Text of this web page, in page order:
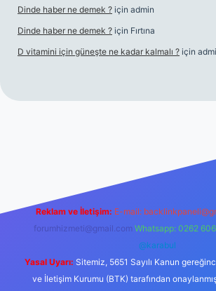
Dinde haber ne demek ? için admin
Dinde haber ne demek ? için Fırtına
D vitamini için güneşte ne kadar kalmalı ? için
Reklam ve İletişim: E-mail:
forumhizmeti@gmail.com Whatsapp: 0262
@karabul
Yasal Uyarı: Sitemiz, 5651 Sayılı Kanun
ve İletişim Kurumu (BTK) tarafından